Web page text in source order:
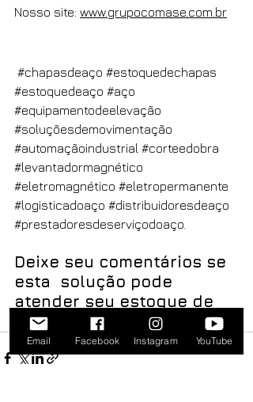
Nosso site: www.grupocomase.com.br
#chapasdeaço #estoquedechapas
#estoquedeaço #aço
#equipamentodeelevação
#soluçõesdemovimentação
#automaçãoindustrial #corteedobra
#levantadormagnético
#eletromagnético #eletropermanente
#logisticadoaço #distribuidoresdeaço
#prestadoresdeserviçodoaço
Deixe seu comentários se
esta  solução pode
atender seu estoque de
chapas de aço?
Email Facebook Instagram YouTube